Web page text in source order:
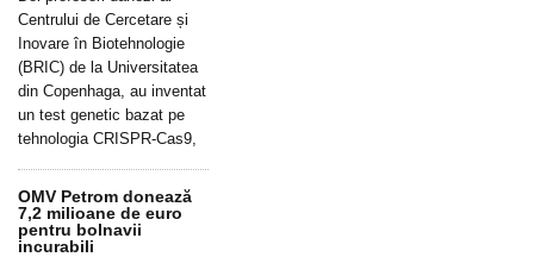
Centrului de Cercetare și
Inovare în Biotehnologie
(BRIC) de la Universitatea
din Copenhaga, au inventat
un test genetic bazat pe
tehnologia CRISPR-Cas9,
OMV Petrom donează
7,2 milioane de euro
pentru bolnavii
incurabili